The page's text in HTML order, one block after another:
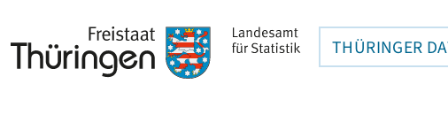
THÜRINGER